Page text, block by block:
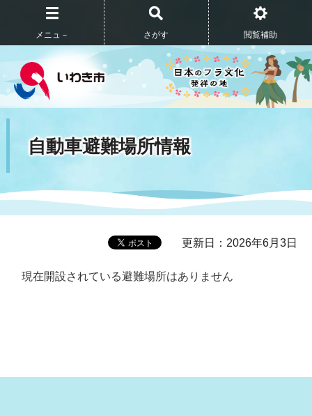
メニュ－ さがす 閲覧補助
自動車避難場所情報
更新日：2026年6月3日
現在開設されている避難場所はありません